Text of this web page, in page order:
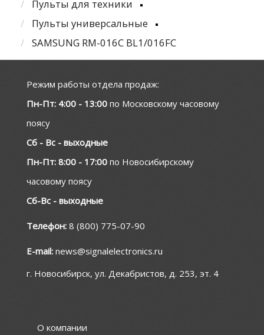
Пульты для техники
Пульты универсальные
SAMSUNG RM-016C BL1/016FC
Режим работы отдела продаж:
Пн-Пт: 4:00 - 13:00 по Московскому часовому
поясу
Сб - Вс - выходные
Пн-Пт: 8:00 - 17:00 по Новосибирскому
часовому поясу
Сб-Вс - выходные
Телефон: 8 (800) 775-07-90
E-mail: news@signalelectronics.ru
г. Новосибирск, ул. Декабристов, д. 253, эт. 4
О компании